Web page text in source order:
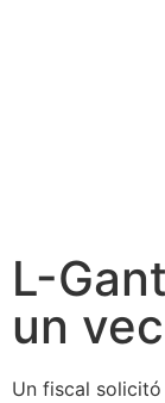
L-
un
Un fiscal